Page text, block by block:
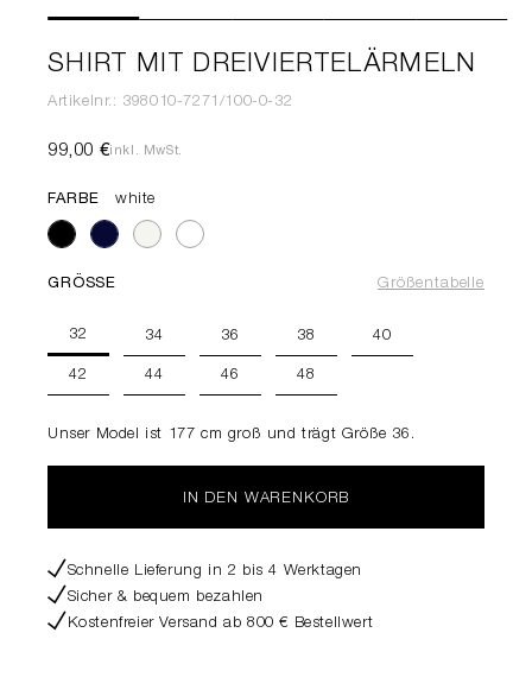
SHIRT MIT DREIVIERTELÄRMELN
Artikelnr.: 398010-7271/100-0-32
99,00 €inkl. MwSt.
FARBE white
GRÖSSE Größentabelle
32 34 36 38 40
42 44 46 48
Unser Model ist 177 cm groß und trägt Größe 36.
IN DEN WARENKORB
Schnelle Lieferung in 2 bis 4 Werktagen
Sicher & bequem bezahlen
Kostenfreier Versand ab 800 € Bestellwert